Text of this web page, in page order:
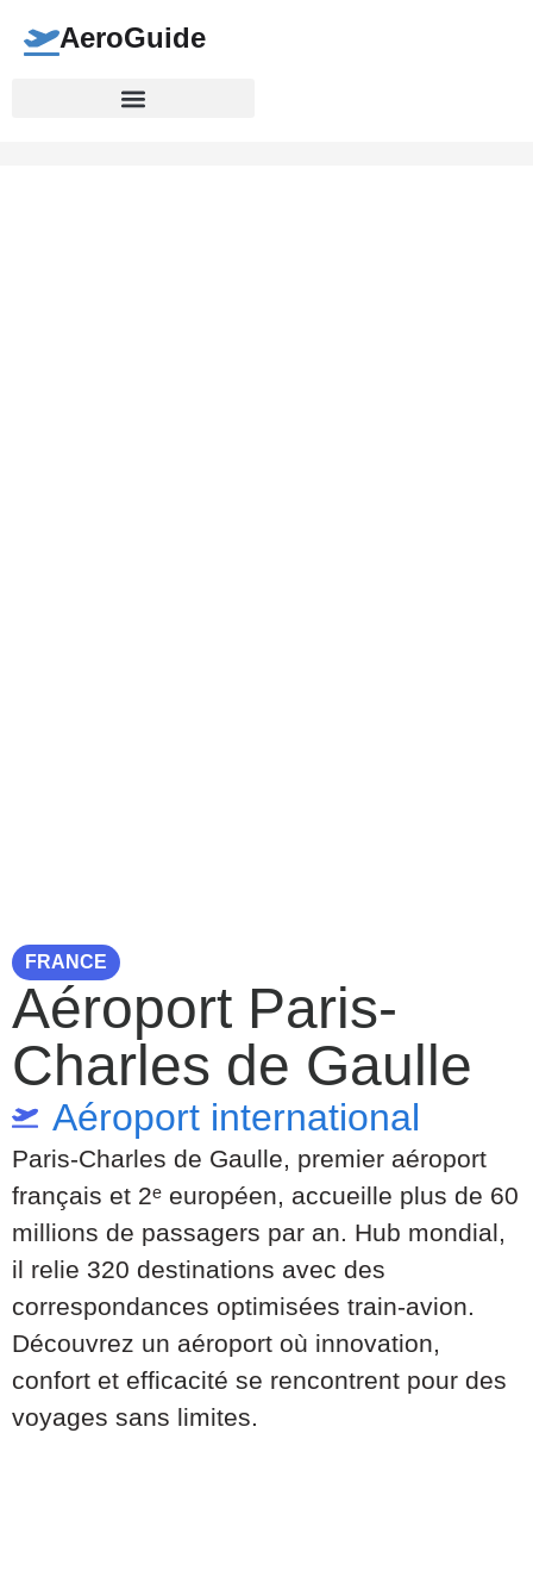
AeroGuide
FRANCE
Aéroport Paris-
Charles de Gaulle
Aéroport international
Paris-Charles de Gaulle, premier aéroport
français et 2ᵉ européen, accueille plus de 60
millions de passagers par an. Hub mondial,
il relie 320 destinations avec des
correspondances optimisées train-avion.
Découvrez un aéroport où innovation,
confort et efficacité se rencontrent pour des
voyages sans limites.